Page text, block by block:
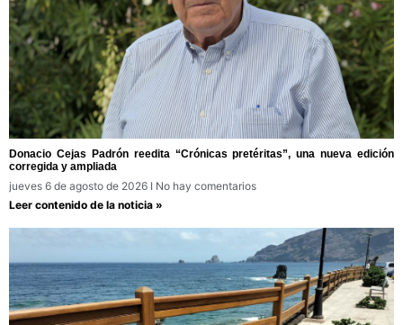
Donacio Cejas Padrón reedita “Crónicas pretéritas”, una nueva edición
corregida y ampliada
jueves 6 de agosto de 2026
No hay comentarios
Leer contenido de la noticia »